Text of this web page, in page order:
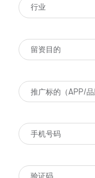
行业
留资目的